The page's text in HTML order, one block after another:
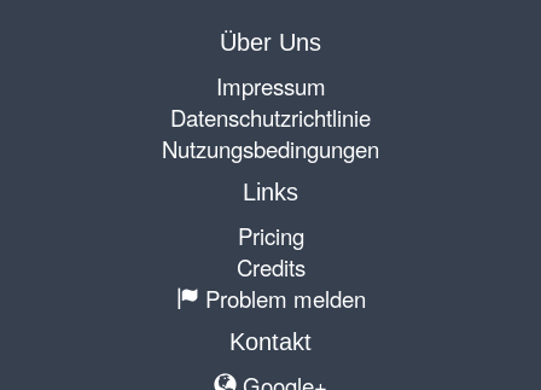
Über Uns
Impressum
Datenschutzrichtlinie
Nutzungsbedingungen
Links
Pricing
Credits
Problem melden
Kontakt